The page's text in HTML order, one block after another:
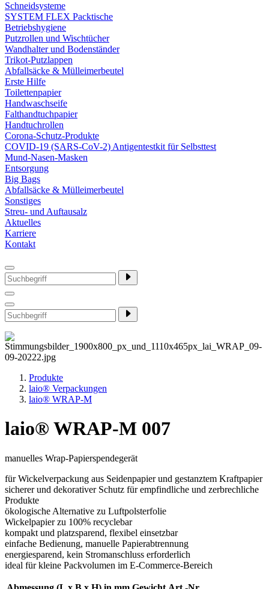
Schneidsysteme
SYSTEM FLEX Packtische
Betriebshygiene
Putzrollen und Wischtücher
Wandhalter und Bodenständer
Trikot-Putzlappen
Abfallsäcke & Mülleimerbeutel
Erste Hilfe
Toilettenpapier
Handwaschseife
Falthandtuchpapier
Handtuchrollen
Corona-Schutz-Produkte
COVID-19 (SARS-CoV-2) Antigentestkit für Selbsttest
Mund-Nasen-Masken
Entsorgung
Big Bags
Abfallsäcke & Mülleimerbeutel
Sonstiges
Streu- und Auftausalz
Aktuelles
Karriere
Kontakt
Produkte
laio® Verpackungen
laio® WRAP-M
laio® WRAP-M 007
manuelles Wrap-Papierspendegerät
für Wickelverpackung aus Seidenpapier und gestanztem Kraftpapier
sicherer und dekorativer Schutz für empfindliche und zerbrechliche
Produkte
ökologische Alternative zu Luftpolsterfolie
Wickelpapier zu 100% recyclebar
kompakt und platzsparend, flexibel einsetzbar
einfache Bedienung, manuelle Papierabtrennung
energiesparend, kein Stromanschluss erforderlich
ideal für kleine Packvolumen im E-Commerce-Bereich